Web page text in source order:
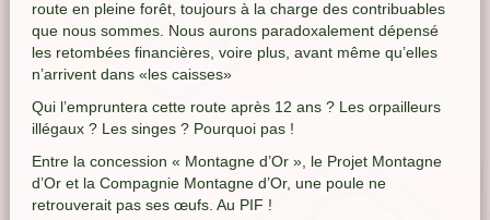
route en pleine forêt, toujours à la charge des contribuables
que nous sommes. Nous aurons paradoxalement dépensé
les retombées financières, voire plus, avant même qu’elles
n’arrivent dans «les caisses»
Qui l’empruntera cette route après 12 ans ? Les orpailleurs
illégaux ? Les singes ? Pourquoi pas !
Entre la concession « Montagne d’Or », le Projet Montagne
d’Or et la Compagnie Montagne d’Or, une poule ne
retrouverait pas ses œufs. Au PIF !